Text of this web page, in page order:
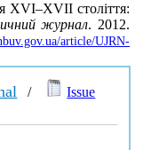
XVI–XVII століття:
журнал. 2012.
article/UJRN-
/
Issue